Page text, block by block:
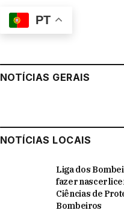
PT
NOTÍCIAS GERAIS
NOTÍCIAS LOCAIS
Liga dos
fazer nascer
Ciências de
Bombeiros